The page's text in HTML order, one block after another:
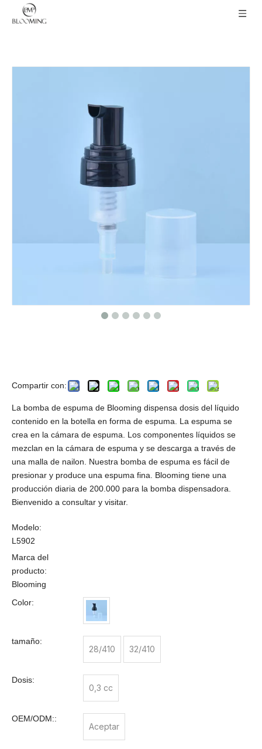
Compartir con:
La bomba de espuma de Blooming dispensa dosis del líquido
contenido en la botella en forma de espuma. La espuma se
crea en la cámara de espuma. Los componentes líquidos se
mezclan en la cámara de espuma y se descarga a través de
una malla de nailon. Nuestra bomba de espuma es fácil de
presionar y produce una espuma fina. Blooming tiene una
producción diaria de 200.000 para la bomba dispensadora.
Bienvenido a consultar y visitar.
Modelo:
L5902
Marca del
producto:
Blooming
Color:
tamaño:
28/410 32/410
Dosis:
0,3 cc
OEM/ODM::
Aceptar